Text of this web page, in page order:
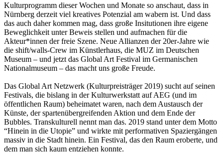
Kulturprogramm dieser Wochen und Monate so anschaut, dass in
Nürnberg derzeit viel kreatives Potenzial am wabern ist. Und dass
das auch daher kommen mag, dass große Insitutionen ihre eigene
Beweglichkeit unter Beweis stellen und aufmachen für die
Akteur*innen der freie Szene. Neue Allianzen der 20er-Jahre wie
die shift/walls-Crew im Künstlerhaus, die MUZ im Deutschen
Museum – und jetzt das Global Art Festival im Germanischen
Nationalmuseum – das macht uns große Freude.
Das Global Art Netzwerk (Kulturpreisträger 2019) sucht auf seinen
Festivals, die bislang in der Kulturwerkstatt auf AEG (und im
öffentlichen Raum) beheimatet waren, nach dem Austausch der
Künste, der spartenübergreifenden Aktion und dem Ende der
Bubbles. Transkulturell nennt man das. 2019 stand unter dem Motto
“Hinein in die Utopie” und wirkte mit performativen Spaziergängen
massiv in die Stadt hinein. Ein Festival, das den Raum eroberte, und
dem man sich kaum entziehen konnte.